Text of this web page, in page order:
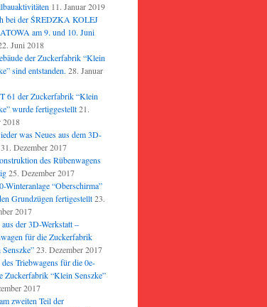
11. Januar 2019
bei der ŚREDZKA KOLEJ
am 9. und 10. Juni
Juni 2018
der Zuckerfabrik “Klein
sind entstanden. 28. Januar
61 der Zuckerfabrik “Klein
wurde fertiggestellt 21.
2018
was Neues aus dem 3D-
31. Dezember 2017
des Rübenwagens
25. Dezember 2017
Winteranlage “Oberschirma”
Grundzügen fertigestellt 23.
2017
aus der 3D-Werkstatt –
für die Zuckerfabrik
23. Dezember 2017
Triebwagens für die 0e-
Zuckerfabrik “Klein Senszke”
2017
zweiten Teil der